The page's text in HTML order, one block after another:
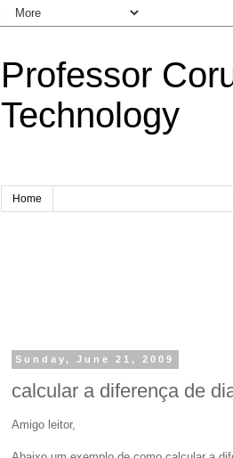
Professor
Technology
Home
Sunday, June 21, 2009
calcular a diferença de
Amigo leitor,